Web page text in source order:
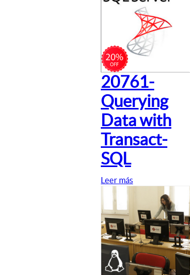
20761-
Querying
Data with
Transact-
SQL
Leer más